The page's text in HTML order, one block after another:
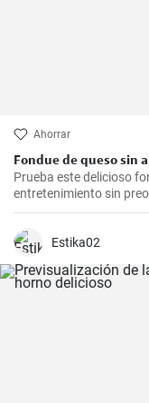
Ahorrar
Fondue de queso sin
Prueba este delicioso
entretenimiento sin
una noche acogedora
frutas para una
Estika02